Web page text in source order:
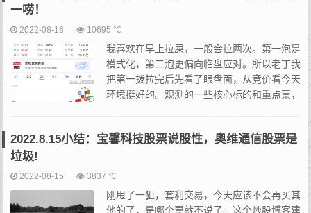
一唠！
2022-08-16 10695 ℃
我喜欢在早上拉屎，一般会拉两次。第一泡是
模式化，第二泡更偏向临盘应对。所以老丁我
把第一拨拉完后先看了眼盘面，从竞价看今天
环境挺好的。观测的一些核心标的和重点票，
2022.8.15小结：宝馨科技股票说股性，奥维通信股票是
垃圾!
2022-08-15 3837 ℃
刚甩了一狙，套利交易，今天应该不会再买其
他的了，是哪个票就不说了。这个炒股博客建